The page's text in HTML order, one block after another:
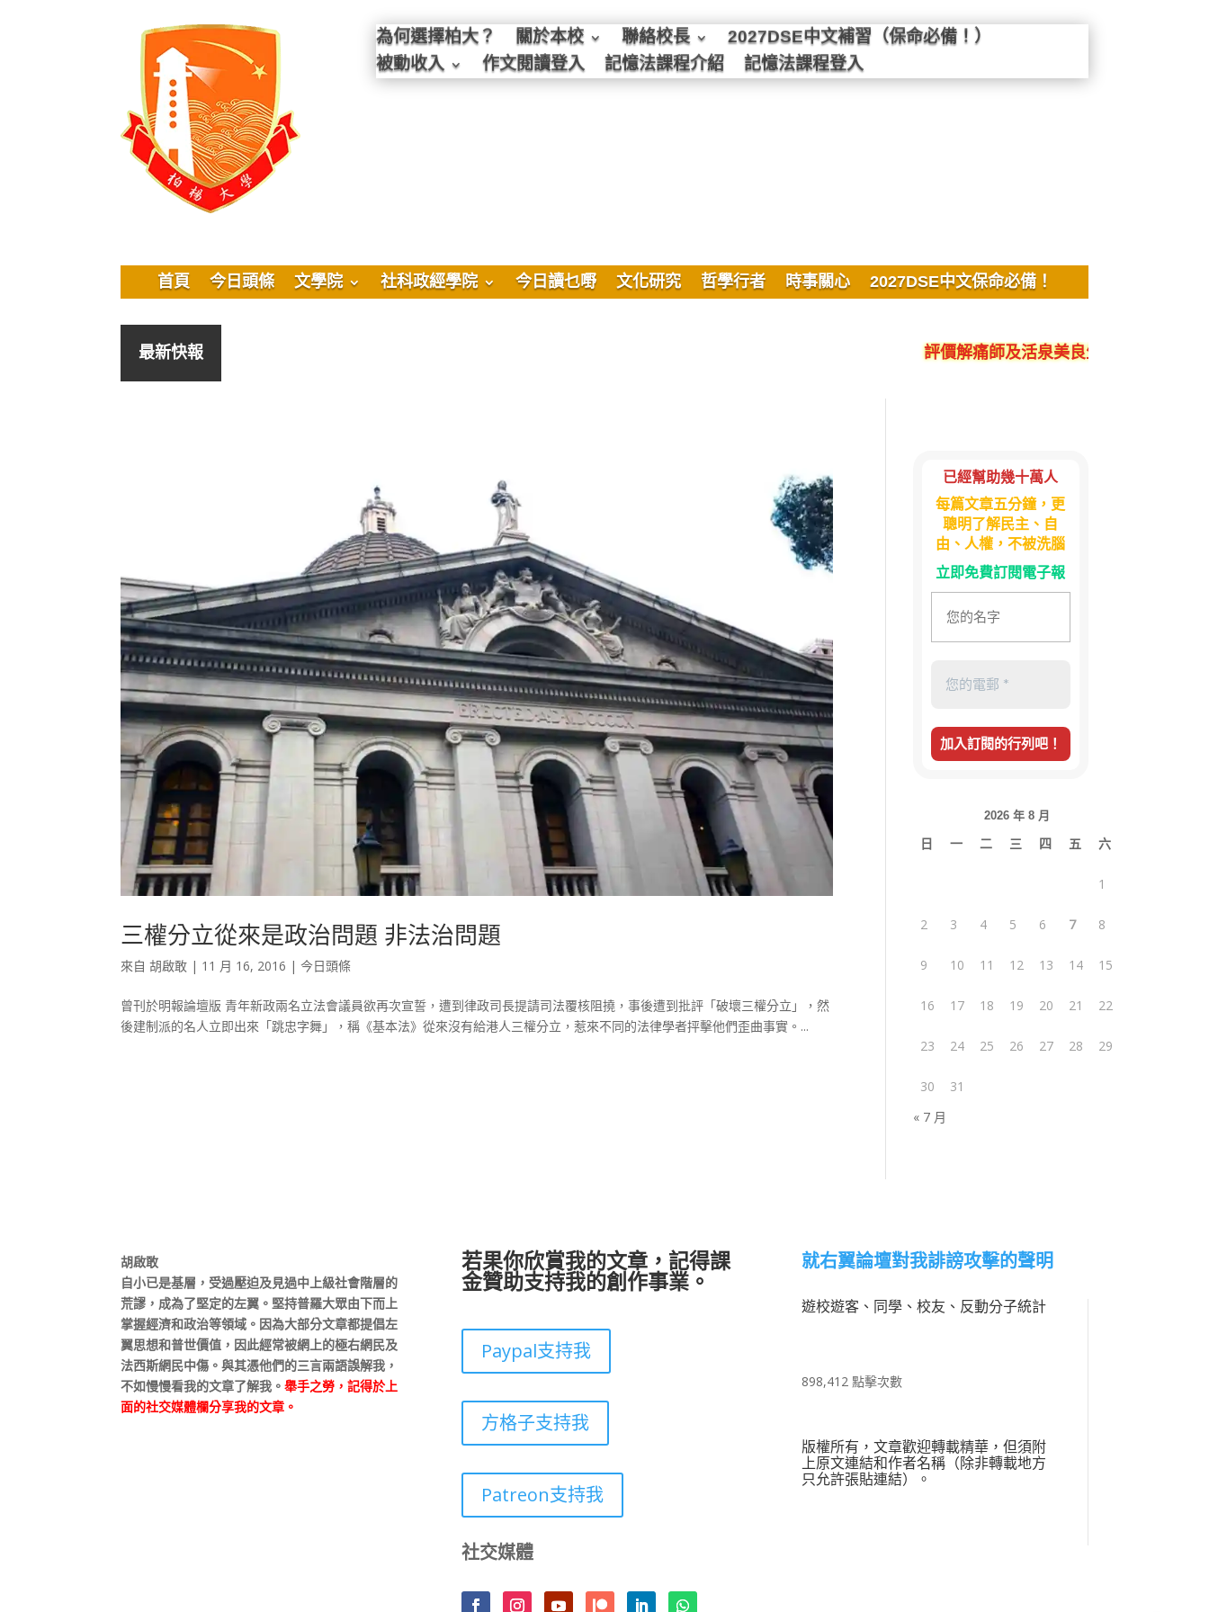
為何選擇柏大？ 關於本校 聯絡校長
2027DSE中文補習（保命必備！）
被動收入
作文閱讀登入 記憶法課程介紹 記憶法課程登入
首頁 今日頭條 文學院 社科政經學院 今日讀乜嘢 文化研究 哲學行者 時事關心 2027DSE中文保命必備！
最新快報 評價解痛師及活泉美良生館的不良銷售、
三權分立從來是政治問題 非法治問題
來自胡啟敢 | 11 月 16, 2016 |今日頭條
曾刊於明報論壇版 青年新政兩名立法會議員欲再次宣誓，遭到律政司長提請司法覆核阻撓，事後遭到批評「破壞三權分立」，然
後建制派的名人立即出來「跳忠字舞」，稱《基本法》從來沒有給港人三權分立，惹來不同的法律學者抨擊他們歪曲事實。...
已經幫助幾十萬人
每篇文章五分鐘，更
聰明了解民主、自
由、人權，不被洗腦
立即免費訂閱電子報
2026 年 8 月
日 一 二 三 四 五 六
1
2 3 4 5 6 7 8
9 10 11 12 13 14 15
16 17 18 19 20 21 22
23 24 25 26 27 28 29
30
31
« 7 月
胡啟敢
自小已是基層，受過壓迫及見過中上級社會階層的
荒謬，成為了堅定的左翼。堅持普羅大眾由下而上
掌握經濟和政治等領域。因為大部分文章都提倡左
翼思想和普世價值，因此經常被網上的極右網民及
法西斯網民中傷。與其憑他們的三言兩語誤解我，
不如慢慢看我的文章了解我。舉手之勞，記得於上
面的社交媒體欄分享我的文章。
若果你欣賞我的文章，記得課
金贊助支持我的創作事業。
Paypal支持我
方格子支持我
Patreon支持我
社交媒體
就右翼論壇對我誹謗攻擊的聲明
遊校遊客、同學、校友、反動分子統計
898,412 點擊次數
版權所有，文章歡迎轉載精華，但須附
上原文連結和作者名稱（除非轉載地方
只允許張貼連結）。